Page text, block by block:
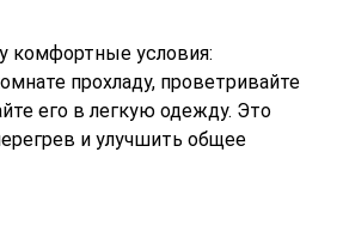
комфортные условия:
прохладу, проветривайте
его в легкую одежду. Это
и улучшить общее